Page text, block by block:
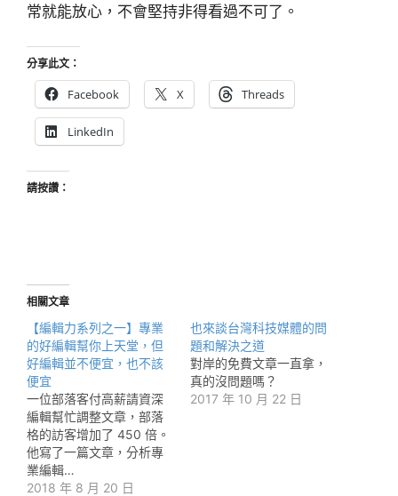
常就能放心，不會堅持非得看過不可了。
分享此文：
Facebook X Threads
LinkedIn
請按讚：
相關文章
【編輯力系列之一】專業
的好編輯幫你上天堂，但
好編輯並不便宜，也不該
便宜
一位部落客付高薪請資深
編輯幫忙調整文章，部落
格的訪客增加了 450 倍。
他寫了一篇文章，分析專
業編輯…
2018 年 8 月 20 日
也來談台灣科技媒體的問
題和解決之道
對岸的免費文章一直拿，
真的沒問題嗎？
2017 年 10 月 22 日